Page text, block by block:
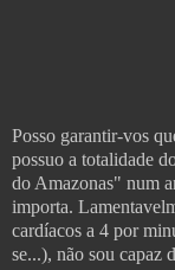
Posso garantir-vos
possuo a totalidade
do Amazonas" num
importa.
cardíacos a 4 por
se...), não sou capaz